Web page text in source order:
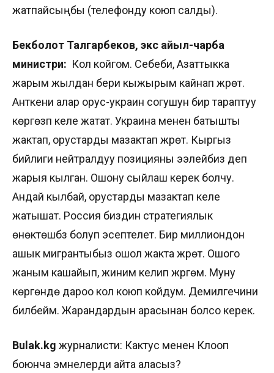
жатпайсыңбы (телефонду коюп салды).
Бекболот Талгарбеков, экс айыл-чарба
министри: Кол койгом. Себеби, Азаттыкка
жарым жылдан бери кыжырым кайнап жүрөт.
Анткени алар орус-украин согушун бир тараптуу
көргөзүп келе жатат. Украина менен батышты
жактап, орустарды мазактап жүрөт. Кыргыз
бийлиги нейтралдуу позицияны ээлейбиз деп
жарыя кылган. Ошону сыйлаш керек болчу.
Андай кылбай, орустарды мазактап келе
жатышат. Россия биздин стратегиялык
өнөктөшүбүз болуп эсептелет. Бир миллиондон
ашык мигрантыбыз ошол жакта жүрөт. Ошого
жаным кашайып, жиним келип жүргөм. Муну
көргөндө дароо кол коюп койдум. Демилгечини
билбейм. Жарандардын арасынан болсо керек.
Bulak.kg журналисти: Кактус менен Клооп
боюнча эмнелерди айта аласыз?